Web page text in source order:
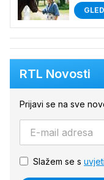
RTL Novosti
Prijavi se na sve
Slažem se s